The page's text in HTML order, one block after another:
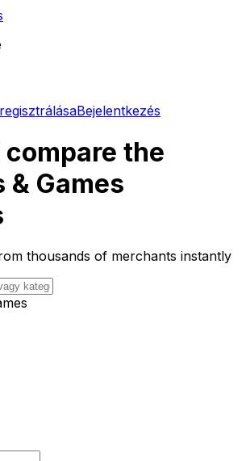
Bejelentkezés
compare the
& Games
thousands of merchants instantly